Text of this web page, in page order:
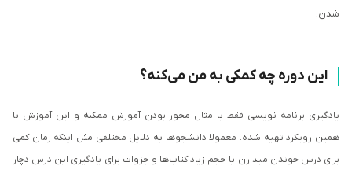
شدن.
این دوره چه کمکی به من می‌کنه؟
یادگیری برنامه نویسی فقط با مثال محور بودن آموزش ممکنه و این آموزش با
همین رویکرد تهیه شده. معمولا دانشجو‌ها به دلایل مختلفی مثل اینکه زمان کمی
برای درس خوندن میذارن یا حجم زیاد کتاب‌ها و جزوات برای یادگیری این درس دچار